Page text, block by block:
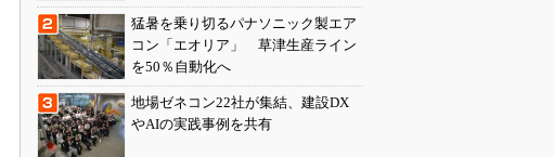
猛暑を乗り切るパナソニック製エア
コン「エオリア」 草津生産ライン
を50％自動化へ
地場ゼネコン22社が集結、建設DX
やAIの実践事例を共有